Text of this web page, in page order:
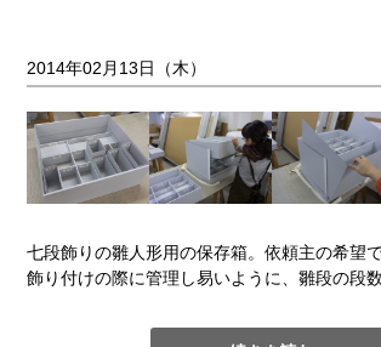
2014年02月13日（木）
七段飾りの雛人形用の保存箱。依頼主の希望
飾り付けの際に管理し易いように、雛段の段
付きの箱を３段に重ねてつづら箱に収納する